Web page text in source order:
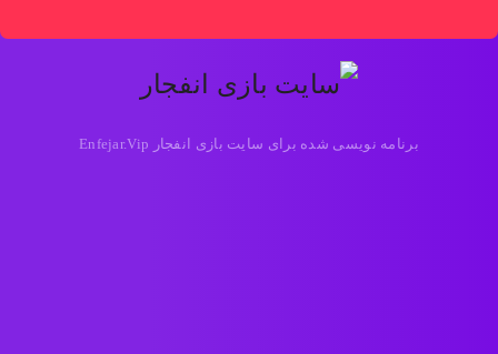
برنامه نویسی شده برای سایت بازی انفجار Enfejar.Vip